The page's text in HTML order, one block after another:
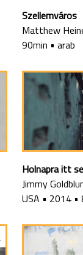
Szellemváros
Matthew
90min • arab
Holnapra itt
Jimmy
USA • 2014 •